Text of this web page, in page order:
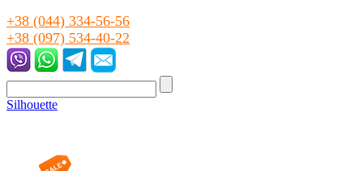
+38 (044) 334-56-56
+38 (097) 534-40-22
Silhouette